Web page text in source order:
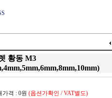
황동 M3
가격 : 0원 (옵션가확인 / VAT별도)